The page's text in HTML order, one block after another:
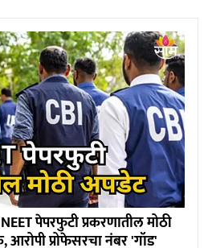
पेपरफुटी प्रकरणातील मोठी
प्रोफेसरचा नंबर 'गॉड'